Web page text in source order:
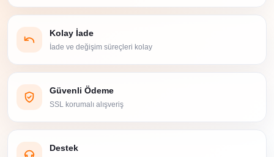
Kolay İade
İade ve değişim süreçleri kolay
Güvenli Ödeme
SSL korumalı alışveriş
Destek